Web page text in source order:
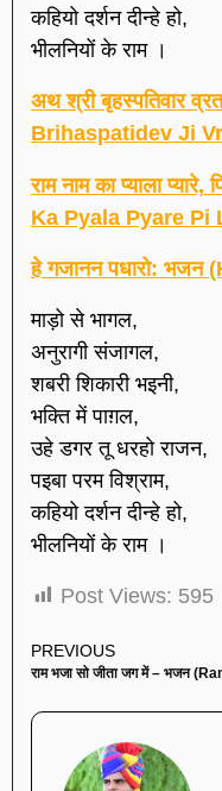
कहियो दर्शन दीन्हे हो,
भीलनियों के राम ।
अथ श्री बृहस्पतिवार
Brihaspatidev Ji
राम नाम का प्याला
Ka Pyala Pyare Pi
हे गजानन पधारो:
माड़ो से भागल,
अनुरागी संजागल,
शबरी शिकारी भइनी,
भक्ति में पाग़ल,
उहे डगर तू धरहो राजन,
पइबा परम विश्राम,
कहियो दर्शन दीन्हे हो,
भीलनियों के राम ।
Post Views: 595
PREVIOUS